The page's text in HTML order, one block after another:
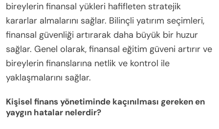
bireylerin finansal yükleri hafifleten stratejik
kararlar almalarını sağlar. Bilinçli yatırım seçimleri,
finansal güvenliği artırarak daha büyük bir huzur
sağlar. Genel olarak, finansal eğitim güveni artırır ve
bireylerin finanslarına netlik ve kontrol ile
yaklaşmalarını sağlar.
Kişisel finans yönetiminde kaçınılması gereken en
yaygın hatalar nelerdir?